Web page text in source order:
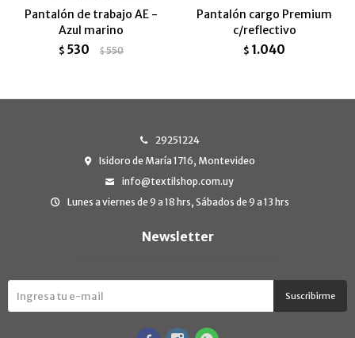
Pantalón de trabajo AE -
Azul marino
$ 530 $550
Pantalón cargo Premium
c/reflectivo
$ 1.040
29251224
Isidoro de María 1716, Montevideo
info@textilshop.com.uy
Lunes a viernes de 9 a 18 hrs, Sábados de 9 a 13 hrs
Newsletter
Suscribirme